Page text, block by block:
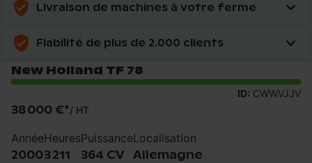
Livraison de machines à votre ferme
Fiabilité de plus de 2.000 clients
New Holland TF 78
ID: CWWVJJV
38 000 €*/ HT
Année
2000
Heures
3 211
Puissance
364 CV
Localisation
Allemagne